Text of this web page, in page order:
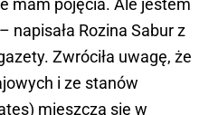
mam pojęcia. Ale jestem
napisała Rozina Sabur z
Zwróciła uwagę, że
i ze stanów
mieszczą się w